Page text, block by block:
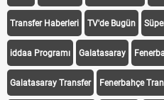
Transfer Haberleri TV'de Bugün
iddaa Programı Galatasaray
Galatasaray Transfer Fenerbahçe